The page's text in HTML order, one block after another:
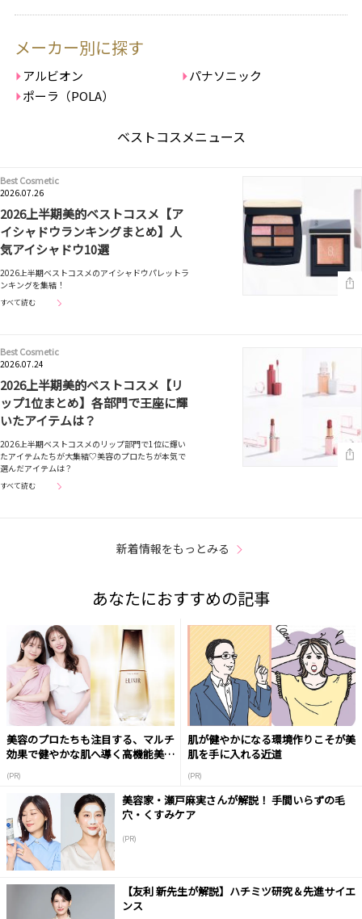
メーカー別に探す
アルビオン
パナソニック
ポーラ（POLA）
ベストコスメニュース
Best Cosmetic
2026.07.26
2026上半期美的ベストコスメ【ア
イシャドウランキングまとめ】人
気アイシャドウ10選
2026上半期ベストコスメのアイシャドウパレットラ
ンキングを集結！
すべて読む
Best Cosmetic
2026.07.24
2026上半期美的ベストコスメ【リ
ップ1位まとめ】各部門で王座に輝
いたアイテムは？
2026上半期ベストコスメのリップ部門で1位に輝い
たアイテムたちが大集結♡美容のプロたちが本気で
選んだアイテムは？
すべて読む
新着情報をもっとみる
あなたにおすすめの記事
美容のプロたちも注目する、マルチ
効果で健やかな肌へ導く高機能美容
(PR)
肌が健やかになる環境作りこそが美
肌を手に入れる近道
(PR)
美容家・瀬戸麻実さんが解説！ 手間いらずの毛
穴・くすみケア
(PR)
【友利 新先生が解説】ハチミツ研究＆先進サイエ
ンス